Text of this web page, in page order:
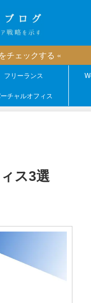
チェックする «
フリーランス
チャルオフィス
ス3選